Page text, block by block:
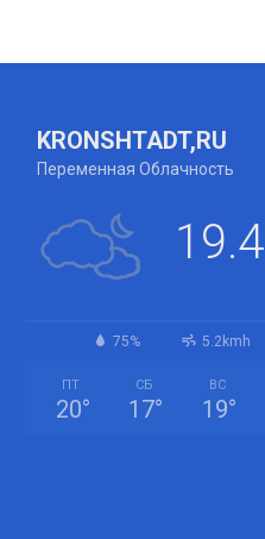
KRONSHTADT,RU
Переменная Облачность
19.4
75% 5.2kmh
ПТ
20°
СБ
17°
ВС
19°